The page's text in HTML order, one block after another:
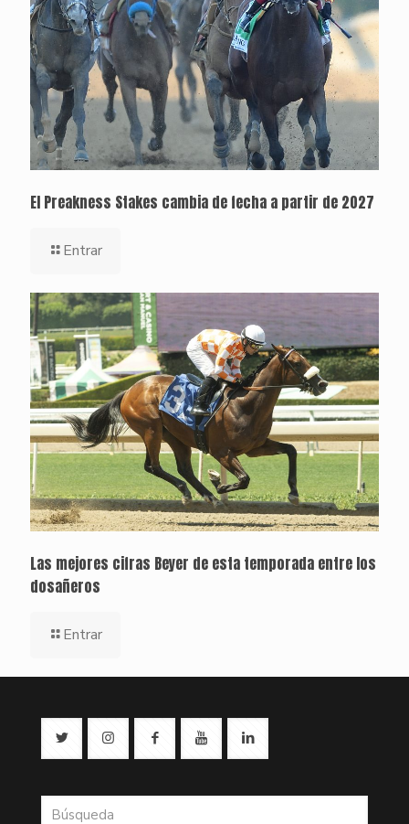
El Preakness Stakes cambia de fecha a partir de 2027
Entrar
Las mejores cifras Beyer de esta temporada entre los
dosañeros
Entrar